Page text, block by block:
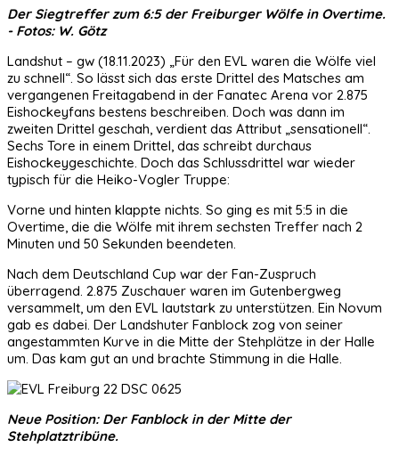
Der Siegtreffer zum 6:5 der Freiburger Wölfe in Overtime.
- Fotos: W. Götz
Landshut – gw (18.11.2023) „Für den EVL waren die Wölfe viel
zu schnell“. So lässt sich das erste Drittel des Matsches am
vergangenen Freitagabend in der Fanatec Arena vor 2.875
Eishockeyfans bestens beschreiben. Doch was dann im
zweiten Drittel geschah, verdient das Attribut „sensationell“.
Sechs Tore in einem Drittel, das schreibt durchaus
Eishockeygeschichte. Doch das Schlussdrittel war wieder
typisch für die Heiko-Vogler Truppe:
Vorne und hinten klappte nichts. So ging es mit 5:5 in die
Overtime, die die Wölfe mit ihrem sechsten Treffer nach 2
Minuten und 50 Sekunden beendeten.
Nach dem Deutschland Cup war der Fan-Zuspruch
überragend. 2.875 Zuschauer waren im Gutenbergweg
versammelt, um den EVL lautstark zu unterstützen. Ein Novum
gab es dabei. Der Landshuter Fanblock zog von seiner
angestammten Kurve in die Mitte der Stehplätze in der Halle
um. Das kam gut an und brachte Stimmung in die Halle.
Neue Position: Der Fanblock in der Mitte der
Stehplatztribüne.